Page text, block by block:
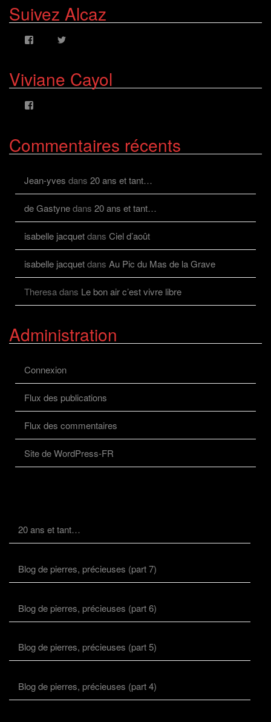
Suivez Alcaz
AlcazFR
sur
Voir
alcazfr
sur
Viviane Cayol
viviane.cayolalcaz
sur
Commentaires récents
Jean-yves dans 20 ans et tant…
de Gastynedans 20 ans et tant…
isabelle jacquetdans Ciel d’août
isabelle jacquetdans Au Pic du Mas de la Grave
Theresadans Le bon air c’est vivre libre
Administration
Connexion
Flux des publications
Flux des commentaires
Site de WordPress-FR
20 ans et tant…
Blog de pierres, précieuses (part 7)
Blog de pierres, précieuses (part 6)
Blog de pierres, précieuses (part 5)
Blog de pierres, précieuses (part 4)